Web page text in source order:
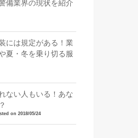
備業界の現状を紹介
には規定がある！業
夏・冬を乗り切る服
ない人もいる！あな
on 2018/05/24